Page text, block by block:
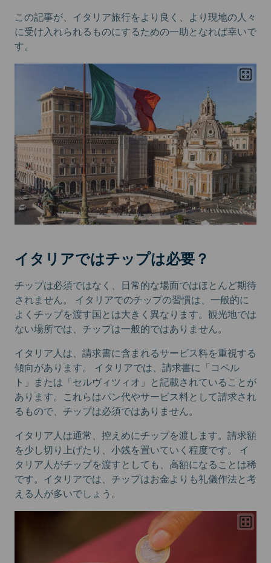
この記事が、イタリア旅行をより良く、より現地の人々
に受け入れられるものにするための一助となれば幸いで
す。
イタリアではチップは必要？
チップは必須ではなく、日常的な場面ではほとんど期待
されません。
イタリアでのチップの習慣は、一般的に
よくチップを渡す国とは大きく異なります。観光地では
ない場所では、チップは一般的ではありません。
イタリア人は、請求書に含まれるサービス料を重視する
傾向があります。
イタリアでは、請求書に「コペル
ト」または「セルヴィツィオ」と記載されていることが
あります。これらはパン代やサービス料として請求され
るもので、チップは必須ではありません。
イタリア人は通常、控えめにチップを渡します。請求額
を少し切り上げたり、小銭を置いていく程度です。
イ
タリア人がチップを渡すとしても、高額になることは稀
です。イタリアでは、チップはお金よりも礼儀作法と考
える人が多いでしょう。